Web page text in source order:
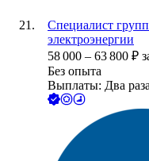
Специалист
электроэнергии
58 000 – 63 800 ₽
Без опыта
Выплаты: Два